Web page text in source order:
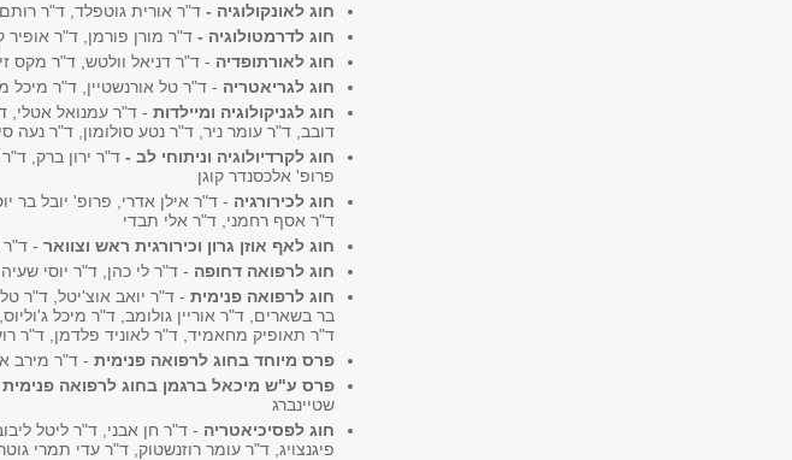
חוג לאונקולוגיה - ד"ר אורית גוטפלד, ד"ר
חוג לדרמטולוגיה - ד"ר מורן פורמן, ד"ר אופיר
חוג לאורתופדיה - ד"ר דניאל וולטש, ד"ר מקס
חוג לגריאטריה - ד"ר טל אורנשטיין, ד"ר מיכל
חוג לגניקולוגיה ומיילדות- ד"ר עמנואל אטלי,
דובב, ד"ר עומר ניר, ד"ר נטע סולומון, ד"ר נעה
חוג לקרדיולוגיה וניתוחי לב - ד"ר ירון ברק, ד"ר
פרופ' אלכסנדר קוגן
חוג לכירורגיה - ד"ר אילן אדרי, פרופ' יובל בר
ד"ר אסף רחמני, ד"ר אלי תבדי
חוג לאף אוזן גרון וכירורגית ראש וצוואר- ד"ר
חוג לרפואה דחופה - ד"ר לי כהן, ד"ר יוסי שעיה
חוג לרפואה פנימית- ד"ר יואב אוצ'יטל, ד"ר
בר בשארים, ד"ר אוריין גולומב, ד"ר מיכל
ד"ר תאופיק מחאמיד, ד"ר לאוניד פלדמן, ד"ר
פרס מיוחד בחוג לרפואה פנימית- ד"ר מירב
פרס ע"ש מיכאל ברגמן בחוג לרפואה פנימית
שטיינברג
חוג לפסיכיאטריה - ד"ר חן אבני, ד"ר ליטל
פיגנצויג, ד"ר עומר רוזנשטוק, ד"ר עדי תמרי